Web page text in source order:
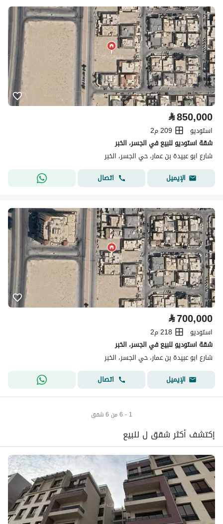
⃁850,000
استوديو
209 م2
شقة استوديو للبيع في الجسر، الخبر
شارع ابو عبيدة بن عمار، حي الجسر، الخبر
الإيميل
اتصال
⃁700,000
استوديو
218 م2
شقة استوديو للبيع في الجسر، الخبر
شارع ابو عبيدة بن عمار، حي الجسر، الخبر
الإيميل
اتصال
1 - 6 من 6 شقق
إكتشف أكثر شقق ل للبيع